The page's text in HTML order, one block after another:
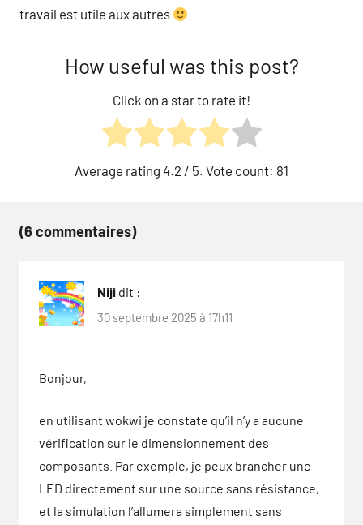
travail est utile aux autres
How useful was this post?
Click on a star to rate it!
Average rating 4.2 / 5. Vote count: 81
(6 commentaires)
Niji dit :
30 septembre 2025 à 17h11
Bonjour,
en utilisant wokwi je constate qu’il n’y a aucune
vérification sur le dimensionnement des
composants. Par exemple, je peux brancher une
LED directement sur une source sans résistance,
et la simulation l’allumera simplement sans